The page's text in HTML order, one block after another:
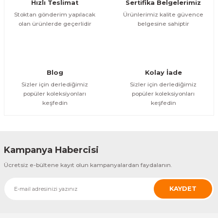
Hızlı Teslimat
Stoktan gönderim yapılacak
olan ürünlerde geçerlidir
Sertifika Belgelerimiz
Ürünlerimiz kalite güvence
belgesine sahiptir
Blog
Sizler için derlediğimiz
popüler koleksiyonları
keşfedin
Kolay İade
Sizler için derlediğimiz
popüler koleksiyonları
keşfedin
Kampanya Habercisi
Ücretsiz e-bültene kayıt olun kampanyalardan faydalanın.
KAYDET